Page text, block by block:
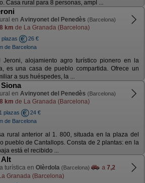
Casa rural para 8 personas, ampl ...
en Avinyonet del Penedès (Barcelona)
km de La Granada (Barcelona)
plazas
26 €
de Barcelona
Jeroni, alojamiento agro turístico pionero en la
es una casa de pueblo compartida. Ofrece un
a sus huéspedes, la ...
en Avinyonet del Penedès (Barcelona)
km de La Granada (Barcelona)
plazas
24 €
de Barcelona
rural anterior al 1. 800, situada en la plaza del
pueblo de Cantallops. Consta de 2 plantas: en la
está el recibido ...
Alt
turística en Olèrdola (Barcelona) a 7,2
Granada (Barcelona)